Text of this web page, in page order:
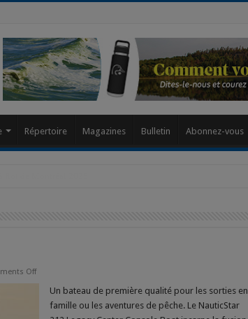
Répertoire Magazines Bulletin Abonnez-vous
Offon
Un bateau de première qualité pour les sorties en
famille ou les aventures de pêche. Le NauticStar
modal-check